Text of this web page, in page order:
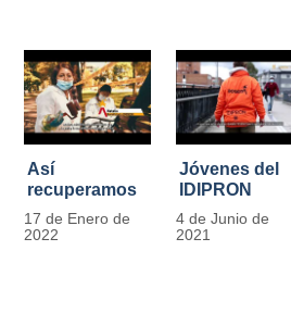
Así
recuperamos
las bancas del
Park Way
17 de Enero de
2022
Jóvenes del
IDIPRON
con la
4 de Junio de
2021